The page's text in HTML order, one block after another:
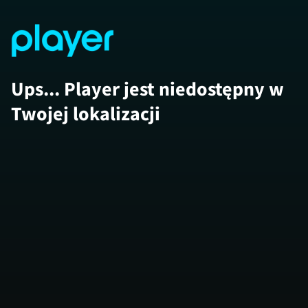
Ups... Player jest niedostępny w
Twojej lokalizacji